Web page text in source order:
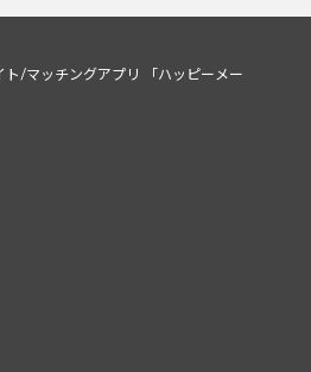
ト/マッチングアプリ 「ハッピーメー